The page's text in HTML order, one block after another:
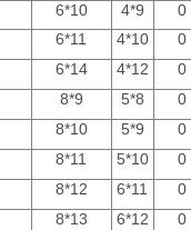
6*10 4*9 0
6*11 4*10 0
6*14 4*12 0
8*9 5*8 0
8*10 5*9 0
8*11 5*10 0
8*12 6*11 0
8*13 6*12 0